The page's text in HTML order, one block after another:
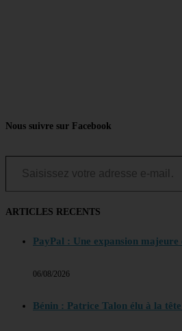
Nous suivre sur Facebook
Saisissez votre adresse e-mail…
ARTICLES RECENTS
PayPal : Une expansion majeure
06/08/2026
Bénin : Patrice Talon élu à la